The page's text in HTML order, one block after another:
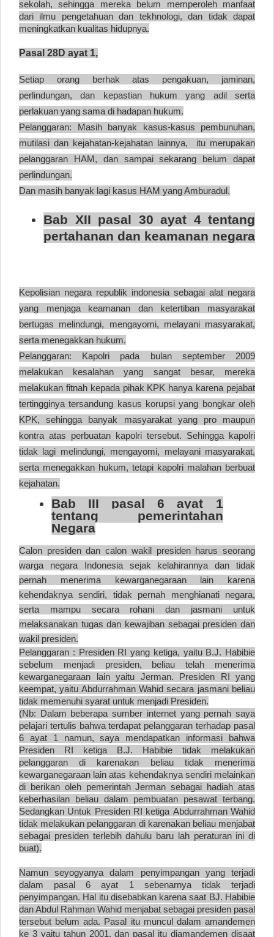
sekolah, sehingga mereka belum memperoleh manfaat
dari ilmu pengetahuan dan tekhnologi, dan tidak dapat
meningkatkan kualitas hidupnya.
Pasal 28D ayat 1,
Setiap orang berhak atas pengakuan, jaminan,
perlindungan, dan kepastian hukum yang adil serta
perlakuan yang sama di hadapan hukum.
Pelanggaran: Masih banyak kasus-kasus pembunuhan,
mutilasi dan kejahatan-kejahatan lainnya, itu merupakan
pelanggaran HAM, dan sampai sekarang belum dapat
perlindungan.
Dan masih banyak lagi kasus HAM yang Amburadul.
Bab XII pasal 30 ayat 4 tentang
pertahanan dan keamanan negara
Kepolisian negara republik indonesia sebagai alat negara
yang menjaga keamanan dan ketertiban masyarakat
bertugas melindungi, mengayomi, melayani masyarakat,
serta menegakkan hukum.
Pelanggaran: Kapolri pada bulan september 2009
melakukan kesalahan yang sangat besar, mereka
melakukan fitnah kepada pihak KPK hanya karena pejabat
tertingginya tersandung kasus korupsi yang bongkar oleh
KPK, sehingga banyak masyarakat yang pro maupun
kontra atas perbuatan kapolri tersebut. Sehingga kapolri
tidak lagi melindungi, mengayomi, melayani masyarakat,
serta menegakkan hukum, tetapi kapolri malahan berbuat
kejahatan.
Bab III pasal 6 ayat 1
tentang pemerintahan
Negara
Calon presiden dan calon wakil presiden harus seorang
warga negara Indonesia sejak kelahirannya dan tidak
pernah menerima kewarganegaraan lain karena
kehendaknya sendiri, tidak pernah menghianati negara,
serta mampu secara rohani dan jasmani untuk
melaksanakan tugas dan kewajiban sebagai presiden dan
wakil presiden.
Pelanggaran : Presiden RI yang ketiga, yaitu B.J. Habibie
sebelum menjadi presiden, beliau telah menerima
kewarganegaraan lain yaitu Jerman. Presiden RI yang
keempat, yaitu Abdurrahman Wahid secara jasmani beliau
tidak memenuhi syarat untuk menjadi Presiden.
(Nb: Dalam beberapa sumber internet yang pernah saya
pelajari tertulis bahwa terdapat pelanggaran terhadap pasal
6 ayat 1 namun, saya mendapatkan informasi bahwa
Presiden RI ketiga B.J. Habibie tidak melakukan
pelanggaran di karenakan beliau tidak menerima
kewarganegaraan lain atas kehendaknya sendiri melainkan
di berikan oleh pemerintah Jerman sebagai hadiah atas
keberhasilan beliau dalam pembuatan pesawat terbang.
Sedangkan Untuk Presiden RI ketiga Abdurrahman Wahid
tidak melakukan pelanggaran di karenakan beliau menjabat
sebagai presiden terlebih dahulu baru lah peraturan ini di
buat).
Namun seyogyanya dalam penyimpangan yang terjadi
dalam pasal 6 ayat 1 sebenarnya tidak terjadi
penyimpangan. Hal itu disebabkan karena saat BJ. Habibie
dan Abdul Rahman Wahid menjabat sebagai presiden pasal
tersebut belum ada. Pasal itu muncul dalam amandemen
ke 3 yaitu tahun 2001, dan pasal itu diamandemen disaat